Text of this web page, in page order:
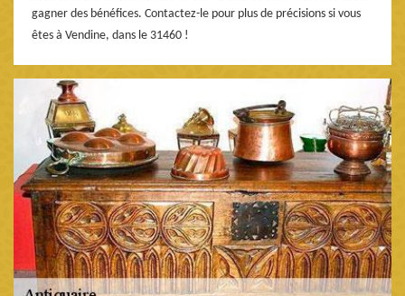
gagner des bénéfices. Contactez-le pour plus de précisions si vous
êtes à Vendine, dans le 31460 !